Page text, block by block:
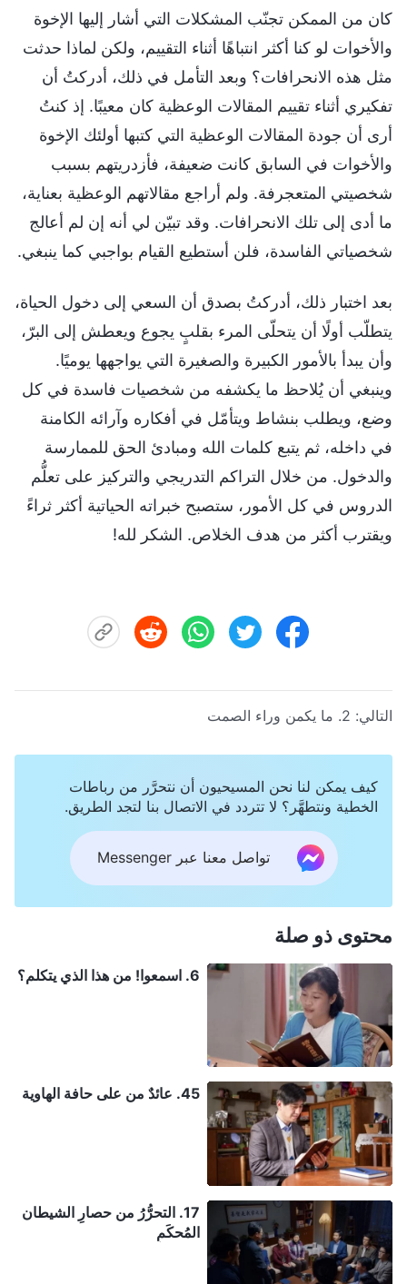
كان من الممكن تجنّب المشكلات التي أشار إليها الإخوة
والأخوات لو كنا أكثر انتباهًا أثناء التقييم، ولكن لماذا حدثت
مثل هذه الانحرافات؟ وبعد التأمل في ذلك، أدركتُ أن
تفكيري أثناء تقييم المقالات الوعظية كان معيبًا. إذ كنتُ
أرى أن جودة المقالات الوعظية التي كتبها أولئك الإخوة
والأخوات في السابق كانت ضعيفة، فأزدريتهم بسبب
شخصيتي المتعجرفة. ولم أراجع مقالاتهم الوعظية بعناية،
ما أدى إلى تلك الانحرافات. وقد تبيّن لي أنه إن لم أعالج
شخصياتي الفاسدة، فلن أستطيع القيام بواجبي كما ينبغي.
بعد اختبار ذلك، أدركتُ بصدق أن السعي إلى دخول الحياة،
يتطلّب أولًا أن يتحلّى المرء بقلبٍ يجوع ويعطش إلى البرّ،
وأن يبدأ بالأمور الكبيرة والصغيرة التي يواجهها يوميًا.
وينبغي أن يُلاحظ ما يكشفه من شخصيات فاسدة في كل
وضع، ويطلب بنشاط ويتأمّل في أفكاره وآرائه الكامنة
في داخله، ثم يتبع كلمات الله ومبادئ الحق للممارسة
والدخول. من خلال التراكم التدريجي والتركيز على تعلُّم
الدروس في كل الأمور، ستصبح خبراته الحياتية أكثر ثراءً
ويقترب أكثر من هدف الخلاص. الشكر لله!
التالي: 2. ما يكمن وراء الصمت
كيف يمكن لنا نحن المسيحيون أن نتحرَّر من رباطات
الخطية ونتطهَّر؟ لا تتردد في الاتصال بنا لتجد الطريق.
تواصل معنا عبر Messenger
محتوى ذو صلة
6. اسمعوا! من هذا الذي يتكلم؟
45. عائدٌ من على حافة الهاوية
17. التحرُّرُ من حصارِ الشيطان
المُحكَمِ